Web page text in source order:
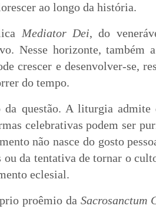
ao longo da história.
Mediator Dei, do
Nesse horizonte, também
crescer e desenvolver-se,
do tempo.
questão. A liturgia
celebrativas podem ser
não nasce do gosto
ou da tentativa de tornar o
eclesial.
proêmio da Sacrosanctum